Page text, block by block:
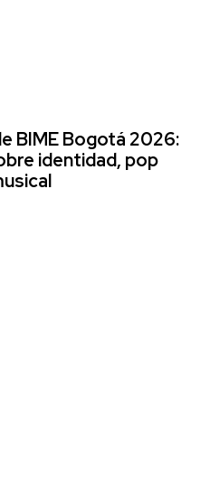
BIME Bogotá 2026:
identidad, pop